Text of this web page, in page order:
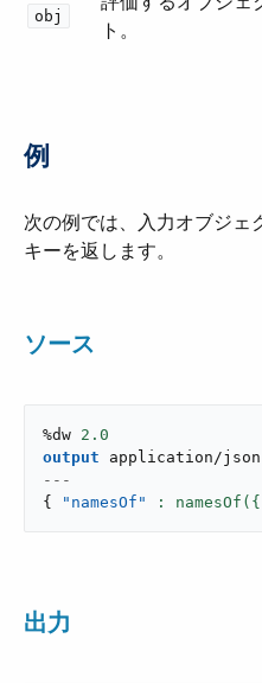
obj
ト。
例
次の例では、入力オブジェ
キーを返します。
ソース
%dw 2.0
output
application/json
---
{
"namesOf" : namesOf({
出力